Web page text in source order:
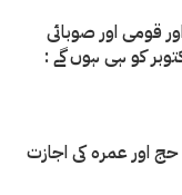
انتخابات 23 اکتوبر اور قومی اور صوبائی
کی 14 سیٹوں پر انتخابات 16 اکتوبر کو ہی ہوں گے :
اور عمرہ کی اجازت